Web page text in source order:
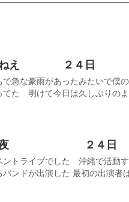
ねえ ２４日
で急な豪雨があったみたいで僕
てた 明けて今日は久しぶりの
な夜 ２４日
ントライブでした 沖縄で活動
バンドが出演した 最初の出演者